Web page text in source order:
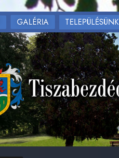
GALÉRIA TELEPÜLÉSÜNK